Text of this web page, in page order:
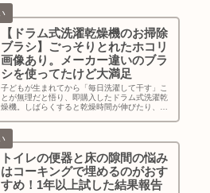
【ドラム式洗濯乾燥機のお掃除
ブラシ】ごっそりとれたホコリ
画像あり。メーカー違いのブラ
シを使ってたけど大満足
子どもが生まれてから「毎日洗濯して干す」こ
とが無理だと悟り、即購入したドラム式洗濯乾
燥機。しばらくすると乾燥時間が伸びたり、洗
お掃除ブラシ」の存在を知って便...
トイレの便器と床の隙間の悩み
はコーキングで埋めるのがおす
すめ！1年以上試した結果報告